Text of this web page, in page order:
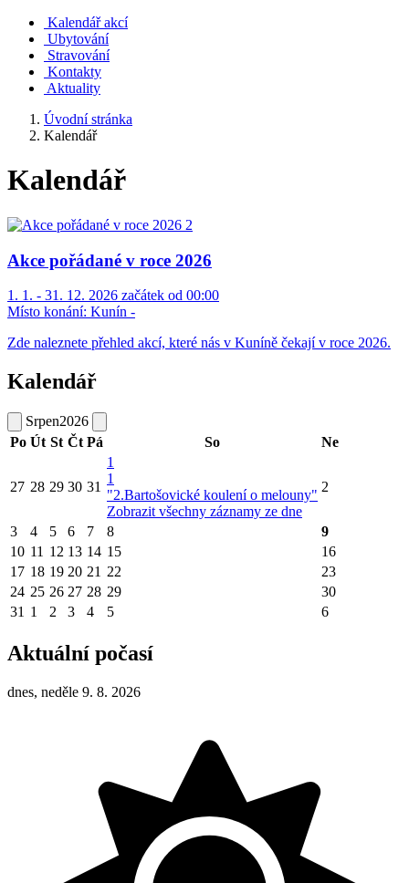
Kalendář akcí
Ubytování
Stravování
Kontakty
Aktuality
Úvodní stránka
Kalendář
Kalendář
Akce pořádané v roce 2026
1. 1. - 31. 12. 2026 začátek od 00:00
Místo konání: Kunín -
Zde naleznete přehled akcí, které nás v Kuníně čekají v roce 2026.
Kalendář
Srpen2026
Po Út St Čt Pá So Ne
27 28 29 30 31
1
1
"2.Bartošovické koulení o melouny"
Zobrazit všechny záznamy ze dne
2
3 4 5 6 7 8
9
10 11 12 13 14 15
16
17 18 19 20 21 22
23
24 25 26 27 28 29
30
31 1 2 3 4 5 6
Aktuální počasí
dnes, neděle 9. 8. 2026